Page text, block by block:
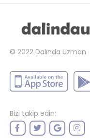
© 2022 Dalında Uzman
Bizi takip edin: